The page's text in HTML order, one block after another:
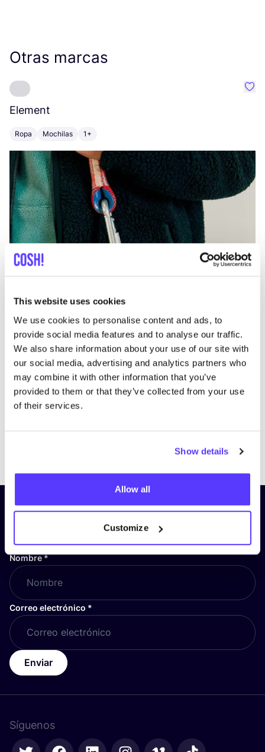
This website uses cookies
We use cookies to personalise content and ads, to
provide social media features and to analyse our traffic.
We also share information about your use of our site with
our social media, advertising and analytics partners who
may combine it with other information that you’ve
provided to them or that they’ve collected from your use
of their services.
Show details
Allow all
Customize
Otras marcas
Element
Ropa Mochilas 1+
Previous
¡Suscríbete a nuestro boletín
y mantente informado!
Nombre*
Correo electrónico *
Enviar
Síguenos